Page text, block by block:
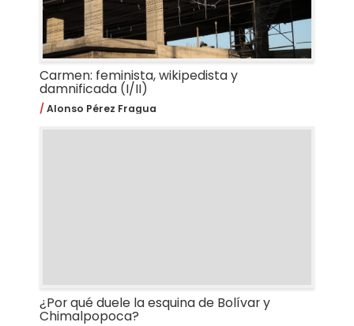
Carmen: feminista, wikipedista y
damnificada (I/II)
Alonso Pérez Fragua
¿Por qué duele la esquina de Bolívar y
Chimalpopoca?